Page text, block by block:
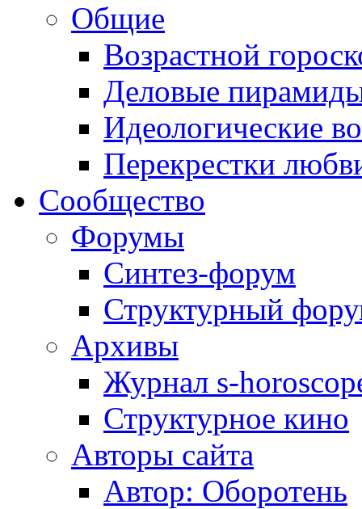
Общие
Возрастной
Деловые
Идеологические
Перекрестки
Сообщество
Форумы
Синтез-форум
Структурный
Архивы
Журнал s-
Структурное кино
Авторы сайта
Автор: Оборотень